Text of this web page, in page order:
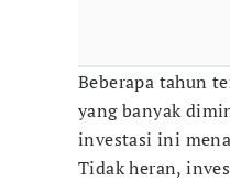
Beberapa tahun
yang banyak
investasi ini
Tidak heran,